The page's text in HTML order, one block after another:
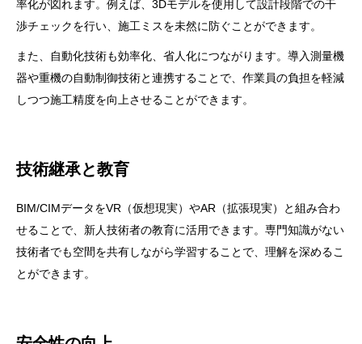
率化が図れます。例えば、3Dモデルを使用して設計段階での干
渉チェックを行い、施工ミスを未然に防ぐことができます。
また、自動化技術も効率化、省人化につながります。導入測量機
器や重機の自動制御技術と連携することで、作業員の負担を軽減
しつつ施工精度を向上させることができます。
技術継承と教育
BIM/CIMデータをVR（仮想現実）やAR（拡張現実）と組み合わ
せることで、新人技術者の教育に活用できます。専門知識がない
技術者でも空間を共有しながら学習することで、理解を深めるこ
とができます。